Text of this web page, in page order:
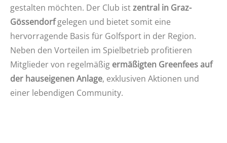
gestalten möchten. Der Club istzentral in Graz-
Gössendorfgelegen und bietet somit eine
hervorragende Basis für Golfsport in der Region.
Neben den Vorteilen im Spielbetrieb profitieren
Mitglieder von regelmäßig ermäßigten Greenfees auf
der hauseigenen Anlage, exklusiven Aktionen und
einer lebendigen Community.